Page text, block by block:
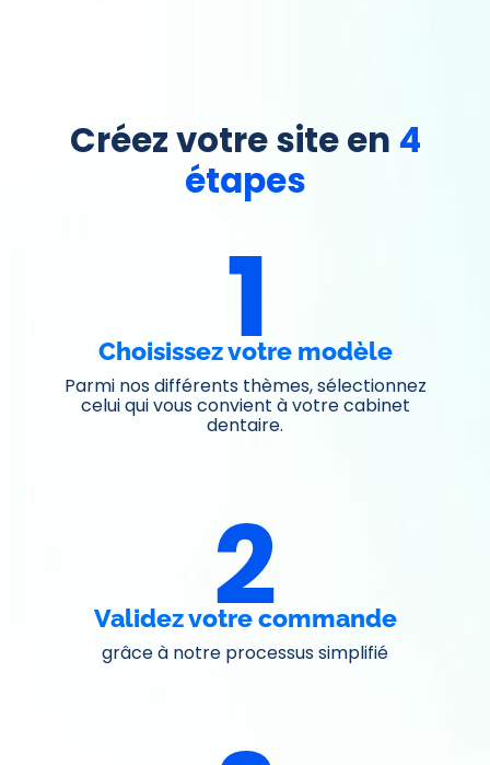
Créez votre site en 4
étapes
Choisissez votre modèle
Parmi nos différents thèmes, sélectionnez
celui qui vous convient à votre cabinet
dentaire.
Validez votre commande
grâce à notre processus simplifié